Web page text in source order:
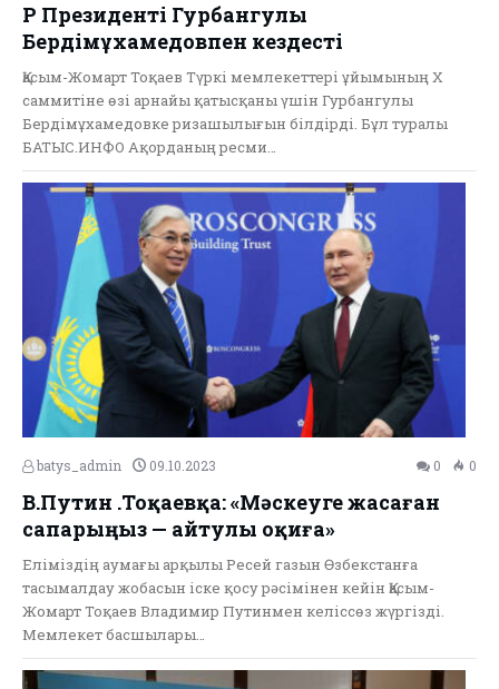
ҚР Президенті Гурбангулы
Бердімұхамедовпен кездесті
Қасым-Жомарт Тоқаев Түркі мемлекеттері ұйымының Х
саммитіне өзі арнайы қатысқаны үшін Гурбангулы
Бердімұхамедовке ризашылығын білдірді. Бұл туралы
БАТЫС.ИНФО Ақорданың ресми…
batys_admin 09.10.2023 0 0
В.Путин Қ.Тоқаевқа: «Мәскеуге жасаған
сапарыңыз — айтулы оқиға»
Еліміздің аумағы арқылы Ресей газын Өзбекстанға
тасымалдау жобасын іске қосу рәсімінен кейін Қасым-
Жомарт Тоқаев Владимир Путинмен келіссөз жүргізді.
Мемлекет басшылары…